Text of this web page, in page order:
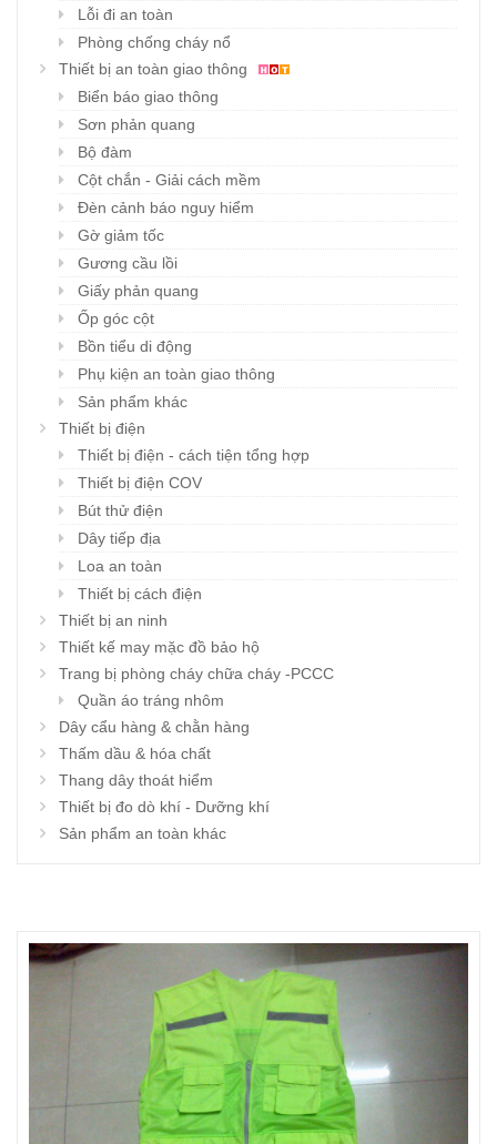
Lỗi đi an toàn
Phòng chống cháy nổ
Thiết bị an toàn giao thông
Biển báo giao thông
Sơn phản quang
Bộ đàm
Cột chắn - Giải cách mềm
Đèn cảnh báo nguy hiểm
Gờ giảm tốc
Gương cầu lồi
Giấy phản quang
Ốp góc cột
Bồn tiểu di động
Phụ kiện an toàn giao thông
Sản phẩm khác
Thiết bị điện
Thiết bị điện - cách tiện tổng hợp
Thiết bị điện COV
Bút thử điện
Dây tiếp địa
Loa an toàn
Thiết bị cách điện
Thiết bị an ninh
Thiết kế may mặc đồ bảo hộ
Trang bị phòng cháy chữa cháy -PCCC
Quần áo tráng nhôm
Dây cẩu hàng & chằn hàng
Thấm dầu & hóa chất
Thang dây thoát hiểm
Thiết bị đo dò khí - Dưỡng khí
Sản phẩm an toàn khác